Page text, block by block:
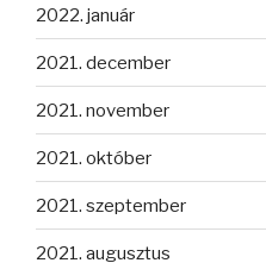
2022. január
2021. december
2021. november
2021. október
2021. szeptember
2021. augusztus